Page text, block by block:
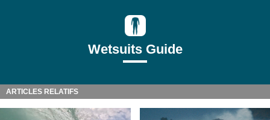
Wetsuits Guide
ARTICLES RELATIFS